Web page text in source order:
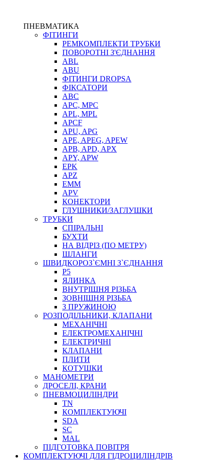
ПНЕВМАТИКА
ФІТИНГИ
РЕМКОМПЛЕКТИ ТРУБКИ
ПОВОРОТНІ З'ЄДНАННЯ
ABL
ABU
ФІТИНГИ DROPSA
ФІКСАТОРИ
ABC
APC, MPC
APL, MPL
APCF
APU, APG
APE, APEG, APEW
APB, APD, APX
APY, APW
EPK
APZ
EMM
APV
КОНЕКТОРИ
ГЛУШНИКИ/ЗАГЛУШКИ
ТРУБКИ
СПІРАЛЬНІ
БУХТИ
НА ВІДРІЗ (ПО МЕТРУ)
ШЛАНГИ
ШВИДКОРОЗ`ЄМНІ З`ЄДНАННЯ
P5
ЯЛИНКА
ВНУТРІШНЯ РІЗЬБА
ЗОВНІШНЯ РІЗЬБА
З ПРУЖИНОЮ
РОЗПОДІЛЬНИКИ, КЛАПАНИ
МЕХАНІЧНІ
ЕЛЕКТРОМЕХАНІЧНІ
ЕЛЕКТРИЧНІ
КЛАПАНИ
ПЛИТИ
КОТУШКИ
МАНОМЕТРИ
ДРОСЕЛІ, КРАНИ
ПНЕВМОЦИЛІНДРИ
TN
КОМПЛЕКТУЮЧІ
SDA
SC
MAL
ПІДГОТОВКА ПОВІТРЯ
КОМПЛЕКТУЮЧІ ДЛЯ ГІДРОЦИЛІНДРІВ